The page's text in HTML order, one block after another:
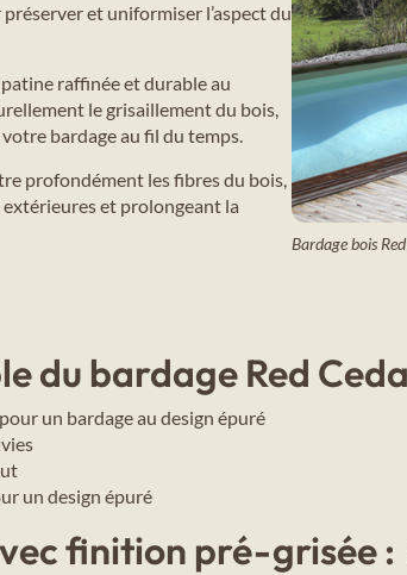
Bardage bois
et uniformiser l’aspect du
raffinée et durable au
le grisaillement du bois,
bardage au fil du temps.
profondément les fibres du bois,
et prolongeant la
du bardage Red
un bardage au design épuré
un design épuré
finition pré-